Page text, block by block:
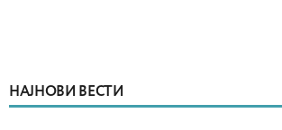
НАЈНОВИ ВЕСТИ